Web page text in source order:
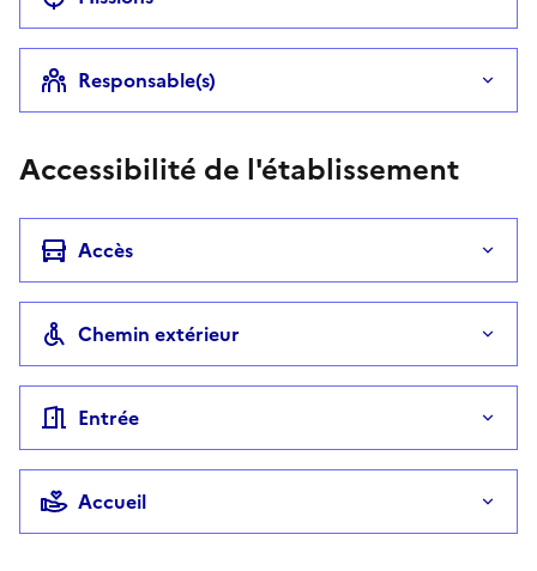
Responsable(s)
Accessibilité de l'établissement
Accès
Chemin extérieur
Entrée
Accueil